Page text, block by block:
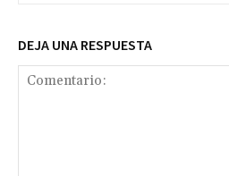
DEJA UNA RESPUESTA